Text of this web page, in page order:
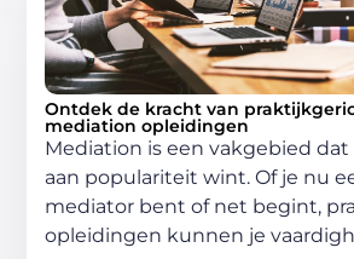
Ontdek de kracht van
mediation opleidingen
Mediation is een vakgebied
aan populariteit wint. Of je nu
mediator bent of net begint,
opleidingen kunnen je